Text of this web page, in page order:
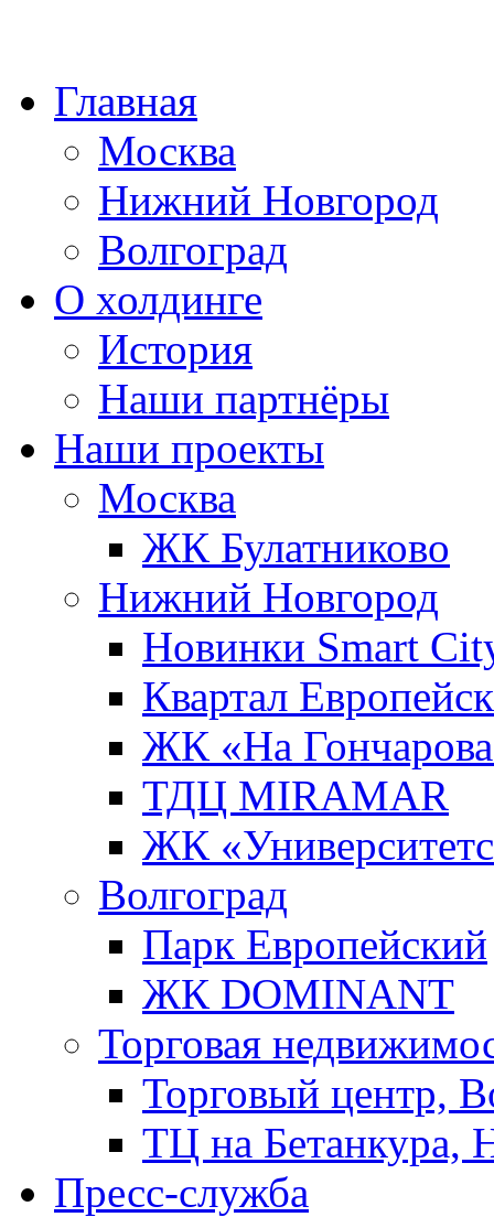
Главная
Москва
Нижний Новгород
Волгоград
О холдинге
История
Наши партнёры
Наши проекты
Москва
ЖК Булатниково
Нижний Новгород
Новинки Smart
Квартал
ЖК «На
ТДЦ MIRAMAR
ЖК
Волгоград
Парк Европейский
ЖК DOMINANT
Торговая
Торговый центр,
ТЦ на Бетанкура,
Пресс-служба